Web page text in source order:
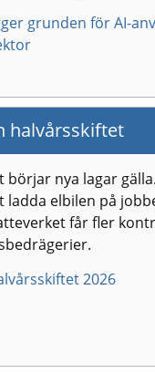
grunden för AI-
halvårsskiftet
börjar nya lagar
ladda elbilen på
får fler
2026